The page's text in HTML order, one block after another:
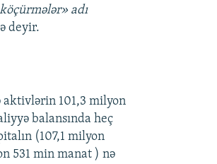
adı
deyir.
aktivlərin 101,3 milyon
balansında heç
(107,1 milyon
531 min manat ) nə